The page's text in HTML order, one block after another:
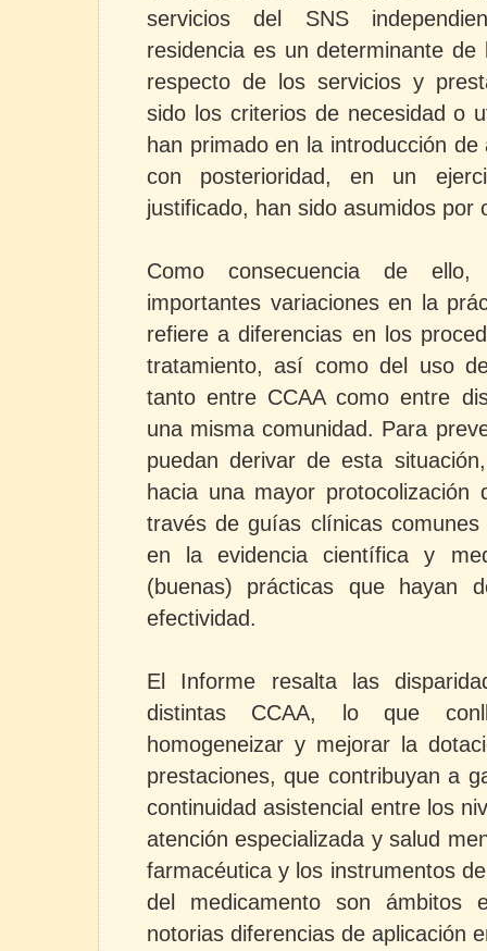
servicios del SNS
residencia es un determinante
respecto de los servicios y
sido los criterios de necesidad o
han primado en la introducción
con posterioridad, en un
justificado, han sido asumidos por
Como consecuencia de
importantes variaciones en la
refiere a diferencias en los
tratamiento, así como del uso
tanto entre CCAA como entre
una misma comunidad. Para
puedan derivar de esta
hacia una mayor
través de guías clínicas
en la evidencia científica y
(buenas) prácticas que hayan
efectividad.
El Informe resalta las
distintas CCAA, lo que
homogeneizar y mejorar la
prestaciones, que contribuyan a
continuidad asistencial entre los
atención especializada y salud
farmacéutica y los instrumentos
del medicamento son ámbitos
notorias diferencias de aplicación